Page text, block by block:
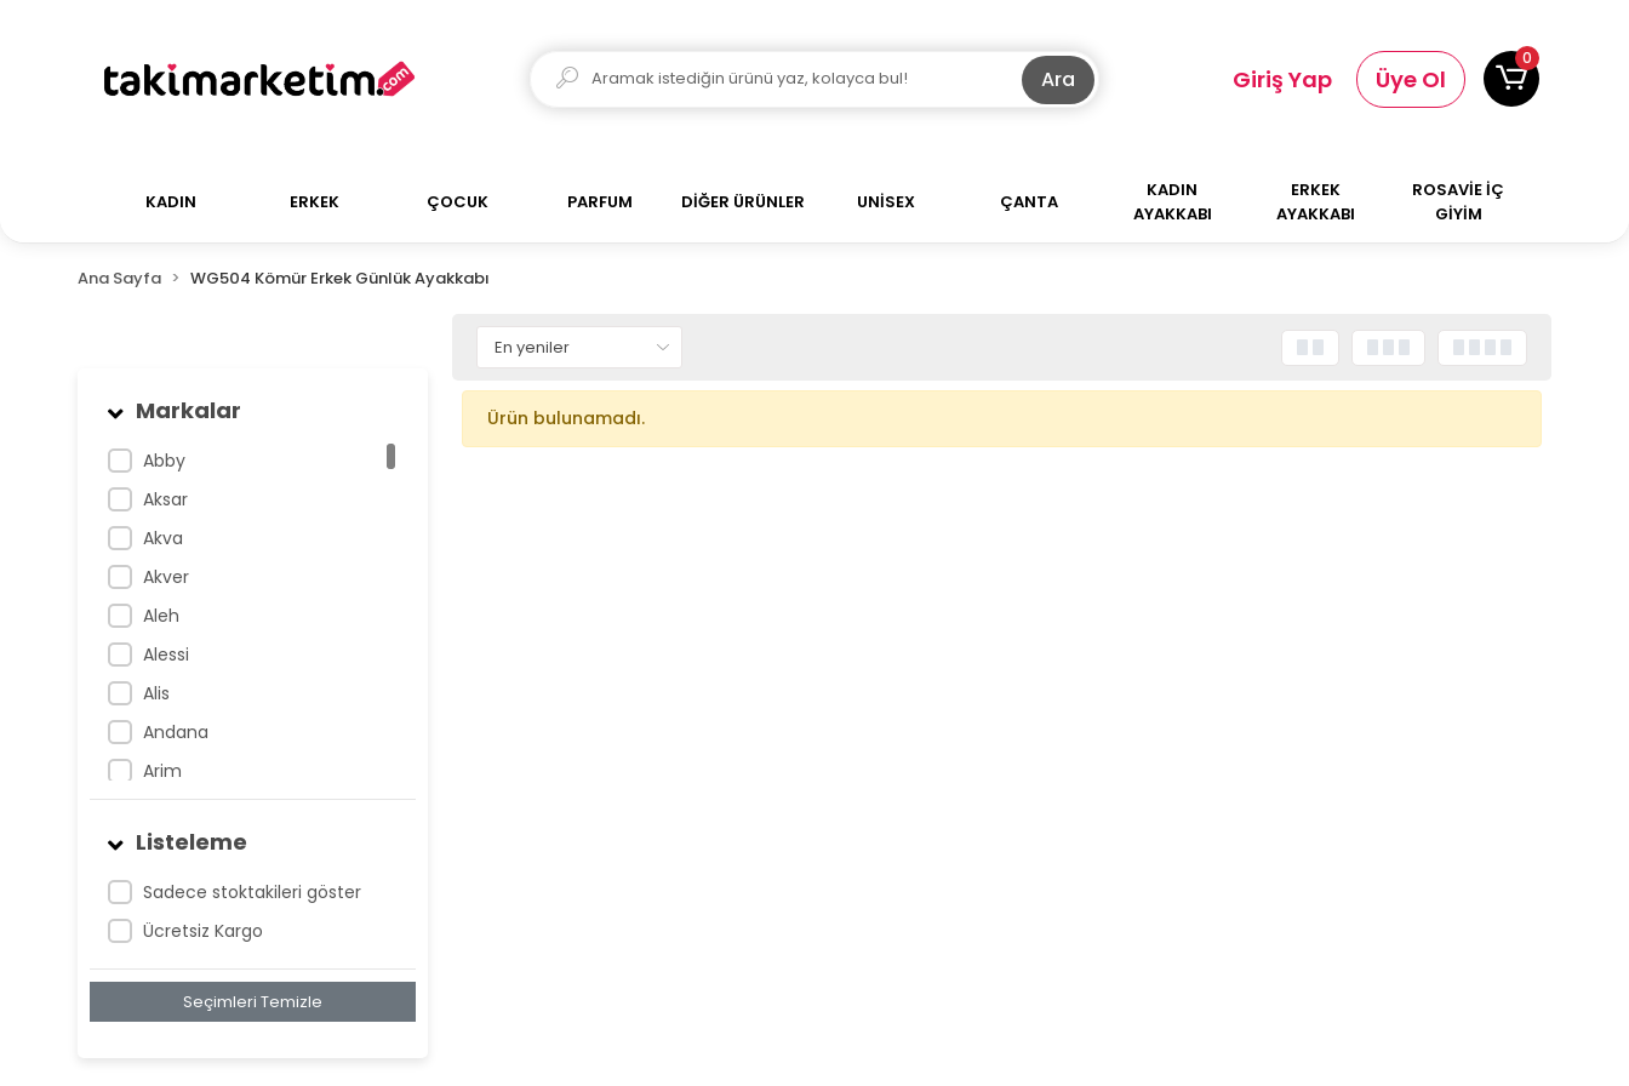
Ara Giriş Yap Üye Ol
0
KADIN ERKEK ÇOCUK PARFUM DİĞER ÜRÜNLER UNİSEX ÇANTA
KADIN
AYAKKABI
ERKEK
AYAKKABI
ROSAVİE İÇ
GİYİM
Ana Sayfa WG504 Kömür Erkek Günlük Ayakkabı
Markalar
Abby
Aksar
Akva
Akver
Aleh
Alessi
Alis
Andana
Arim
Atnis
Belan
Belay
Birta
Listeleme
Sadece stoktakileri göster
Ücretsiz Kargo
Seçimleri Temizle
Ürün bulunamadı.